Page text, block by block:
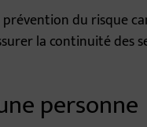
du risque
la continuité des
personne